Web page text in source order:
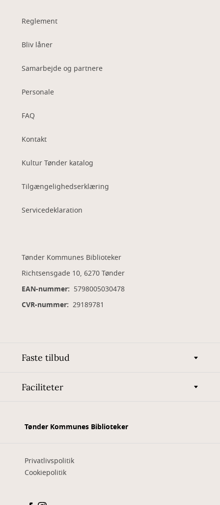
Reglement
Bliv låner
Samarbejde og partnere
Personale
FAQ
Kontakt
Kultur Tønder katalog
Tilgængelighedserklæring
Servicedeklaration
Tønder Kommunes Biblioteker
Richtsensgade 10, 6270 Tønder
EAN-nummer: 5798005030478
CVR-nummer: 29189781
Faste tilbud
Faciliteter
Tønder Kommunes Biblioteker
Privatlivspolitik
Cookiepolitik